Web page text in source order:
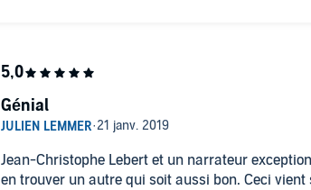
Jean-Christophe Lebert et un narrateur
en trouver un autre qui soit aussi bon. Ceci
Génial